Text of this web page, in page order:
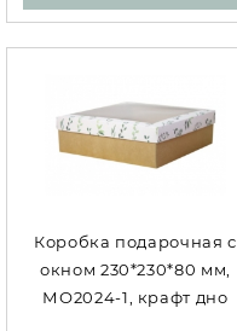
Коробка подарочная с
окном 230*230*80 мм,
МО2024-1, крафт дно